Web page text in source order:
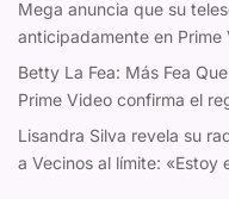
Mega anuncia que su
anticipadamente en Prime
Betty La Fea: Más Fea
Prime Video confirma el
Lisandra Silva revela su
a Vecinos al límite: «Estoy